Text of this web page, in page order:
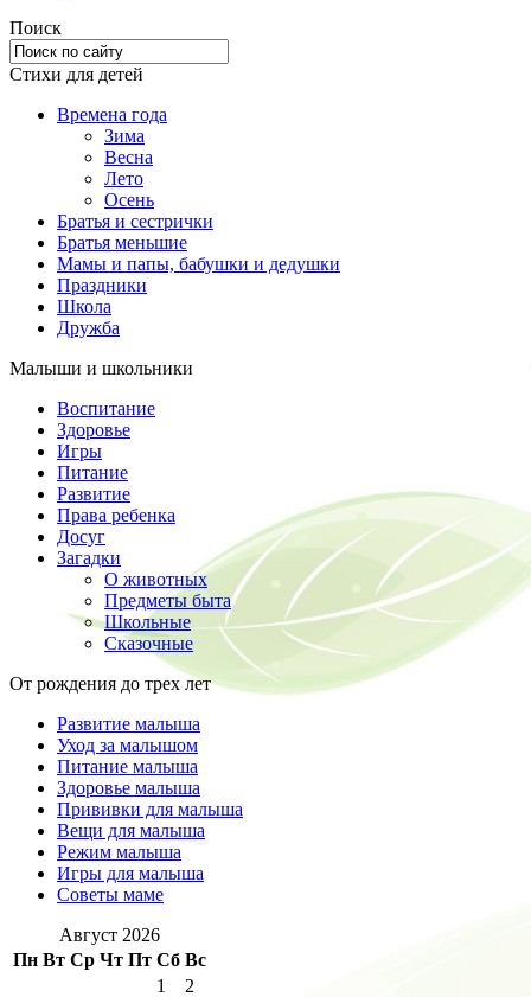
Поиск
Стихи для детей
Времена года
Зима
Весна
Лето
Осень
Братья и сестрички
Братья меньшие
Мамы и папы, бабушки и дедушки
Праздники
Школа
Дружба
Малыши и школьники
Воспитание
Здоровье
Игры
Питание
Развитие
Права ребенка
Досуг
Загадки
О животных
Предметы быта
Школьные
Сказочные
От рождения до трех лет
Развитие малыша
Уход за малышом
Питание малыша
Здоровье малыша
Прививки для малыша
Вещи для малыша
Режим малыша
Игры для малыша
Советы маме
Август 2026
Пн Вт Ср Чт Пт Сб Вс
1
2